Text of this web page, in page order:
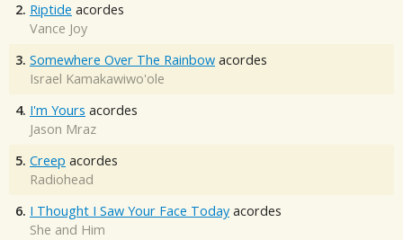
2. Riptide acordes
Vance Joy
3. Somewhere Over The Rainbow acordes
Israel Kamakawiwo'ole
4. I'm Yours acordes
Jason Mraz
5. Creep acordes
Radiohead
6. I Thought I Saw Your Face Today acordes
She and Him